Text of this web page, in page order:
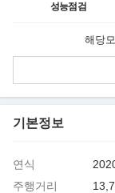
성능점검
해당
기본정보
연식
주행거리